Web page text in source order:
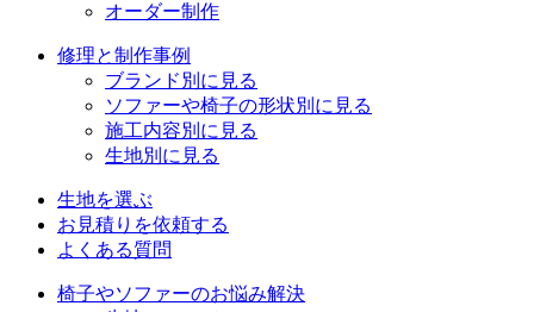
オーダー制作
修理と制作事例
ブランド別に見る
ソファーや椅子の形状別に見る
施工内容別に見る
生地別に見る
生地を選ぶ
お見積りを依頼する
よくある質問
椅子やソファーのお悩み解決